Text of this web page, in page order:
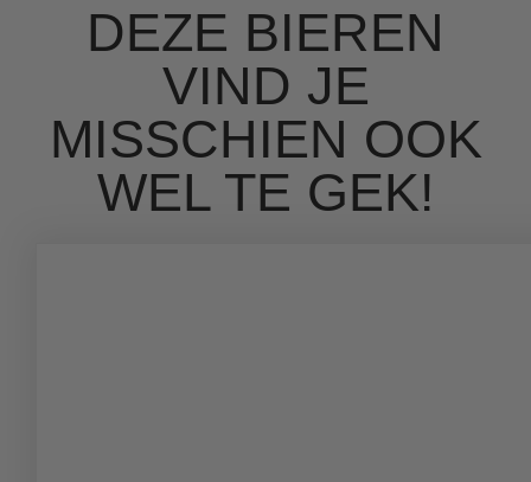
DEZE BIEREN
VIND JE
MISSCHIEN OOK
WEL TE GEK!